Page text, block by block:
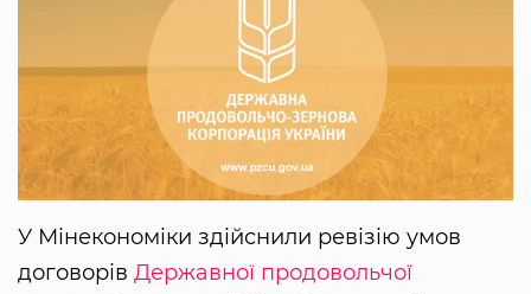
У Мінекономіки здійснили ревізію умов
договорів Державної продовольчої